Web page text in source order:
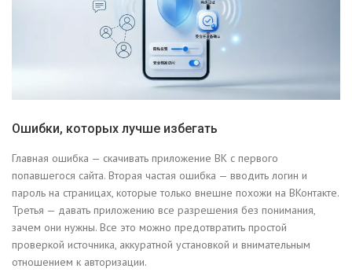
Ошибки, которых лучше избегать
Главная ошибка — скачивать приложение ВК с первого
попавшегося сайта. Вторая частая ошибка — вводить логин и
пароль на страницах, которые только внешне похожи на ВКонтакте.
Третья — давать приложению все разрешения без понимания,
зачем они нужны. Все это можно предотвратить простой
проверкой источника, аккуратной установкой и внимательным
отношением к авторизации.